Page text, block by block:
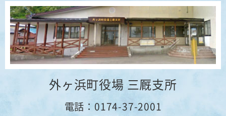
2024年12月23日
文化
むーもん館の年末年始の開館日等について
2024年12月18日
スポーツ
【イベント】外ヶ浜町民スキー教室開催
版画作品紹介（平舘交流センター）
2024年08月12日
文化
外ヶ浜町役場 三厩支所
電話：0174-37-2001